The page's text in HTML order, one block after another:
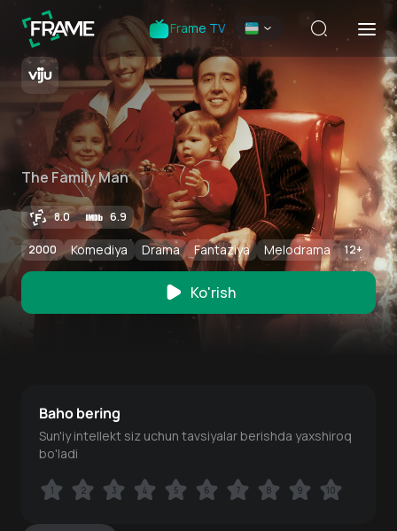
Frame TV
The Family Man
8.0 6.9
2000 Komediya Drama Fantaziya Melodrama 12+
Ko'rish
Baho bering
Sun'iy intellekt siz uchun tavsiyalar berishda yaxshiroq
bo'ladi
1 2 3 4 5 6 7 8 9 10
1 2 3 4 5 6 7 8 9 10